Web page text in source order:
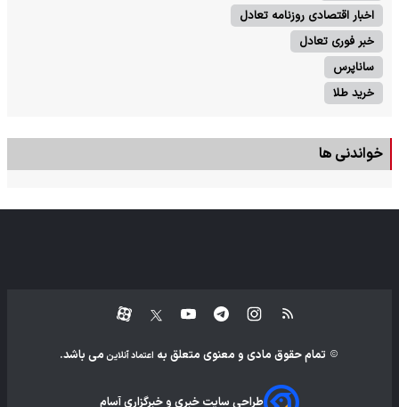
اخبار اقتصادی روزنامه تعادل
خبر فوری تعادل
ساناپرس
خرید طلا
خواندنی ها
تمام حقوق مادی و معنوی متعلق به اعتماد آنلاین می باشد.
طراحی سایت خبری و خبرگزاری آسام